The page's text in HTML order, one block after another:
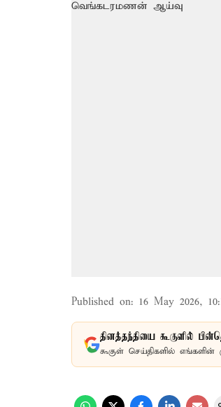
Published on: 16 May 2026,
தினத்தந்தியை கூகுளில்
கூகுள் செய்திகளில்